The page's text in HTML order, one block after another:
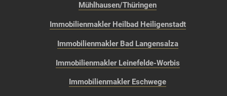
Mühlhausen/Thüringen
Immobilienmakler Heilbad Heiligenstadt
Immobilienmakler Bad Langensalza
Immobilienmakler Leinefelde-Worbis
Immobilienmakler Eschwege